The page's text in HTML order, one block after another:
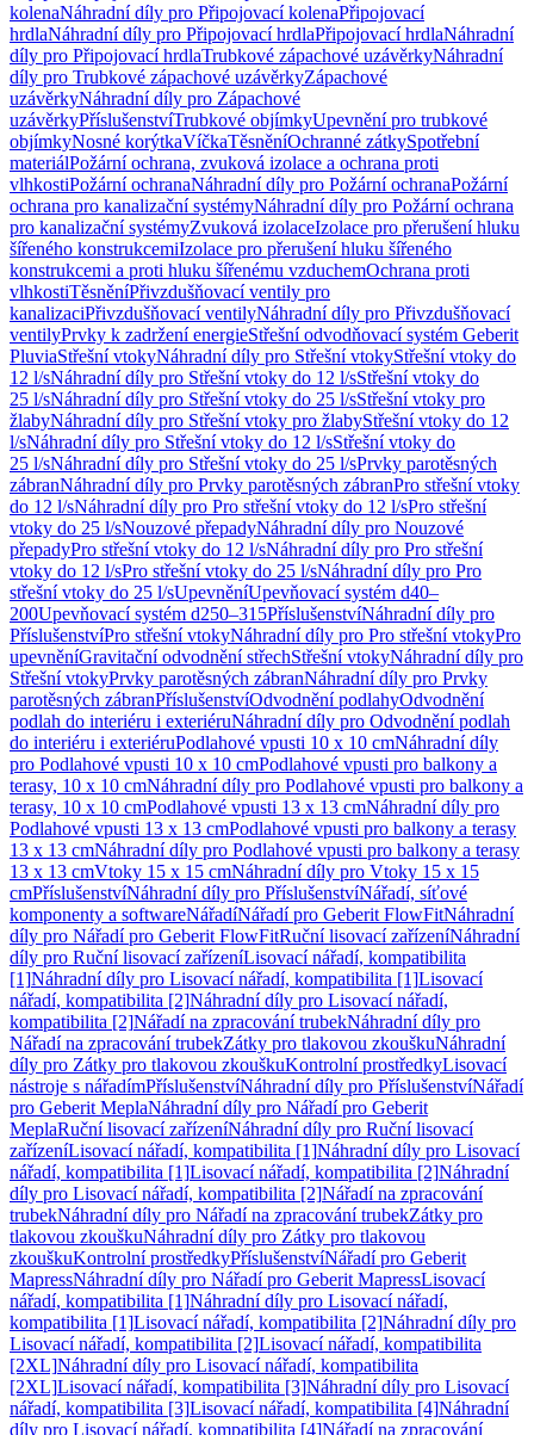
kolenaNáhradní díly pro Připojovací kolenaPřipojovací
hrdlaNáhradní díly pro Připojovací hrdlaPřipojovací hrdlaNáhradní
díly pro Připojovací hrdlaTrubkové zápachové uzávěrkyNáhradní
díly pro Trubkové zápachové uzávěrkyZápachové
uzávěrkyNáhradní díly pro Zápachové
uzávěrkyPříslušenstvíTrubkové objímkyUpevnění pro trubkové
objímkyNosné korýtkaVíčkaTěsněníOchranné zátkySpotřební
materiálPožární ochrana, zvuková izolace a ochrana proti
vlhkostiPožární ochranaNáhradní díly pro Požární ochranaPožární
ochrana pro kanalizační systémyNáhradní díly pro Požární ochrana
pro kanalizační systémyZvuková izolaceIzolace pro přerušení hluku
šířeného konstrukcemiIzolace pro přerušení hluku šířeného
konstrukcemi a proti hluku šířenému vzduchemOchrana proti
vlhkostiTěsněníPřivzdušňovací ventily pro
kanalizaciPřivzdušňovací ventilyNáhradní díly pro Přivzdušňovací
ventilyPrvky k zadržení energieStřešní odvodňovací systém Geberit
PluviaStřešní vtokyNáhradní díly pro Střešní vtokyStřešní vtoky do
12 l/sNáhradní díly pro Střešní vtoky do 12 l/sStřešní vtoky do
25 l/sNáhradní díly pro Střešní vtoky do 25 l/sStřešní vtoky pro
žlabyNáhradní díly pro Střešní vtoky pro žlabyStřešní vtoky do 12
l/sNáhradní díly pro Střešní vtoky do 12 l/sStřešní vtoky do
25 l/sNáhradní díly pro Střešní vtoky do 25 l/sPrvky parotěsných
zábranNáhradní díly pro Prvky parotěsných zábranPro střešní vtoky
do 12 l/sNáhradní díly pro Pro střešní vtoky do 12 l/sPro střešní
vtoky do 25 l/sNouzové přepadyNáhradní díly pro Nouzové
přepadyPro střešní vtoky do 12 l/sNáhradní díly pro Pro střešní
vtoky do 12 l/sPro střešní vtoky do 25 l/sNáhradní díly pro Pro
střešní vtoky do 25 l/sUpevněníUpevňovací systém d40–
200Upevňovací systém d250–315PříslušenstvíNáhradní díly pro
PříslušenstvíPro střešní vtokyNáhradní díly pro Pro střešní vtokyPro
upevněníGravitační odvodnění střechStřešní vtokyNáhradní díly pro
Střešní vtokyPrvky parotěsných zábranNáhradní díly pro Prvky
parotěsných zábranPříslušenstvíOdvodnění podlahyOdvodnění
podlah do interiéru i exteriéruNáhradní díly pro Odvodnění podlah
do interiéru i exteriéruPodlahové vpusti 10 x 10 cmNáhradní díly
pro Podlahové vpusti 10 x 10 cmPodlahové vpusti pro balkony a
terasy, 10 x 10 cmNáhradní díly pro Podlahové vpusti pro balkony a
terasy, 10 x 10 cmPodlahové vpusti 13 x 13 cmNáhradní díly pro
Podlahové vpusti 13 x 13 cmPodlahové vpusti pro balkony a terasy
13 x 13 cmNáhradní díly pro Podlahové vpusti pro balkony a terasy
13 x 13 cmVtoky 15 x 15 cmNáhradní díly pro Vtoky 15 x 15
cmPříslušenstvíNáhradní díly pro PříslušenstvíNářadí, síťové
komponenty a softwareNářadíNářadí pro Geberit FlowFitNáhradní
díly pro Nářadí pro Geberit FlowFitRuční lisovací zařízeníNáhradní
díly pro Ruční lisovací zařízeníLisovací nářadí, kompatibilita
[1]Náhradní díly pro Lisovací nářadí, kompatibilita [1]Lisovací
nářadí, kompatibilita [2]Náhradní díly pro Lisovací nářadí,
kompatibilita [2]Nářadí na zpracování trubekNáhradní díly pro
Nářadí na zpracování trubekZátky pro tlakovou zkouškuNáhradní
díly pro Zátky pro tlakovou zkouškuKontrolní prostředkyLisovací
nástroje s nářadímPříslušenstvíNáhradní díly pro PříslušenstvíNářadí
pro Geberit MeplaNáhradní díly pro Nářadí pro Geberit
MeplaRuční lisovací zařízeníNáhradní díly pro Ruční lisovací
zařízeníLisovací nářadí, kompatibilita [1]Náhradní díly pro Lisovací
nářadí, kompatibilita [1]Lisovací nářadí, kompatibilita [2]Náhradní
díly pro Lisovací nářadí, kompatibilita [2]Nářadí na zpracování
trubekNáhradní díly pro Nářadí na zpracování trubekZátky pro
tlakovou zkouškuNáhradní díly pro Zátky pro tlakovou
zkouškuKontrolní prostředkyPříslušenstvíNářadí pro Geberit
MapressNáhradní díly pro Nářadí pro Geberit MapressLisovací
nářadí, kompatibilita [1]Náhradní díly pro Lisovací nářadí,
kompatibilita [1]Lisovací nářadí, kompatibilita [2]Náhradní díly pro
Lisovací nářadí, kompatibilita [2]Lisovací nářadí, kompatibilita
[2XL]Náhradní díly pro Lisovací nářadí, kompatibilita
[2XL]Lisovací nářadí, kompatibilita [3]Náhradní díly pro Lisovací
nářadí, kompatibilita [3]Lisovací nářadí, kompatibilita [4]Náhradní
díly pro Lisovací nářadí, kompatibilita [4]Nářadí na zpracování